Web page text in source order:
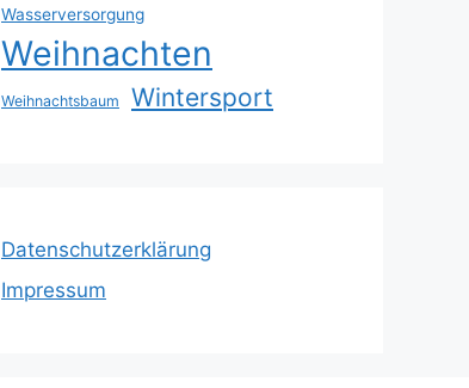
Wasserversorgung
Weihnachten
Weihnachtsbaum Wintersport
Datenschutzerklärung
Impressum